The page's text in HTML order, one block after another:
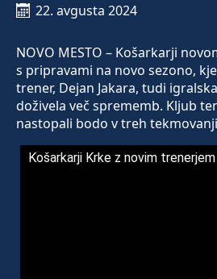
22. avgusta 2024
NOVO MESTO – Košarkarji
s pripravami na novo sezono,
trener, Dejan Jakara, tudi
doživela več sprememb. Kljub
nastopali bodo v treh
Košarkarji Krke z novim